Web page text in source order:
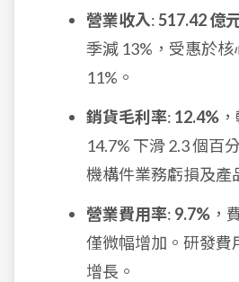
營業收入:517.42 億
季減 13%，受惠於
11%。
銷貨毛利率: 12.4%
14.7% 下滑 2.3 個百
機構件業務虧損及產
營業費用率: 9.7% ，
僅微幅增加。研發費
增長。